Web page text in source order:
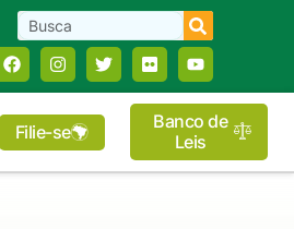
Filie-se
Banco de
Leis